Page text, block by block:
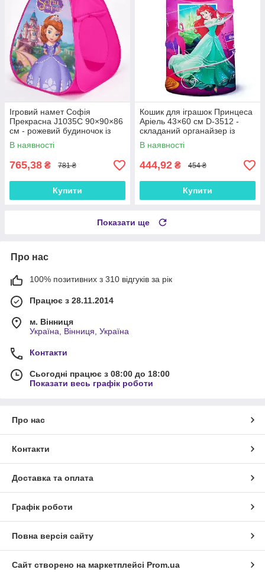
Ігровий намет Софія
Прекрасна J1035C 90×90×86
см - рожевий будиночок із
дверцятами, для дівчаток
В наявності
765,38 ₴ 781 ₴
Купити
Кошик для іграшок Принцеса
Аріель 43×60 см D-3512 -
складаний органайзер із
кришкою, рожевий
В наявності
444,92 ₴ 454 ₴
Купити
Показати ще
Про нас
100% позитивних з 310 відгуків за рік
Працює з 28.11.2014
м. Вінниця
Україна, Вінниця, Україна
Контакти
Сьогодні працює з 08:00 до 18:00
Показати весь графік роботи
Про нас
Контакти
Доставка та оплата
Графік роботи
Повна версія сайту
Сайт створено на маркетплейсі Prom.ua